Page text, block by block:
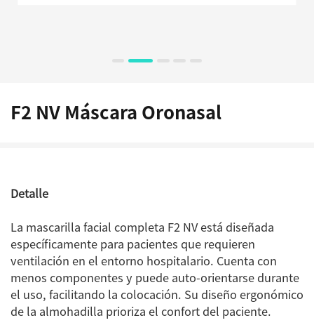
F2 NV Máscara Oronasal
Detalle
La mascarilla facial completa F2 NV está diseñada
específicamente para pacientes que requieren
ventilación en el entorno hospitalario. Cuenta con
menos componentes y puede auto-orientarse durante
el uso, facilitando la colocación. Su diseño ergonómico
de la almohadilla prioriza el confort del paciente.